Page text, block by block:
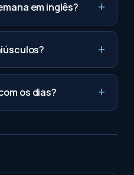
em inglês?
os dias?